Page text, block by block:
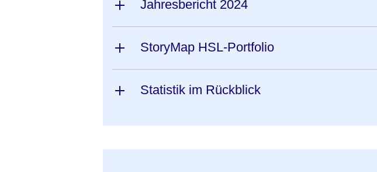
Jahresbericht 2024
StoryMap HSL-Portfolio
Statistik im Rückblick